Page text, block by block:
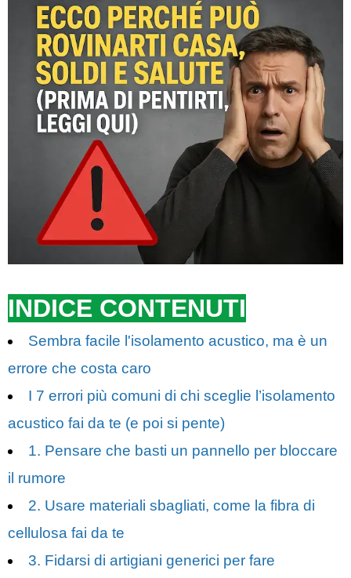
INDICE CONTENUTI
Sembra facile l'isolamento acustico, ma è un
errore che costa caro
I 7 errori più comuni di chi sceglie l’isolamento
acustico fai da te (e poi si pente)
1. Pensare che basti un pannello per bloccare
il rumore
2. Usare materiali sbagliati, come la fibra di
cellulosa fai da te
3. Fidarsi di artigiani generici per fare